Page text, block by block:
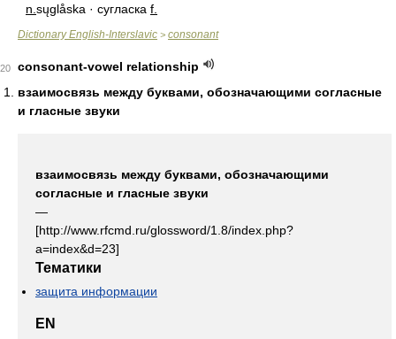
n. sųglåska · сугласка f.
Dictionary English-Interslavic > consonant
20
consonant-vowel relationship
взаимосвязь между буквами, обозначающими согласные
и гласные звуки
взаимосвязь между буквами, обозначающими
согласные и гласные звуки
—
[http://www.rfcmd.ru/glossword/1.8/index.php?
a=index&d=23]
Тематики
защита информации
EN